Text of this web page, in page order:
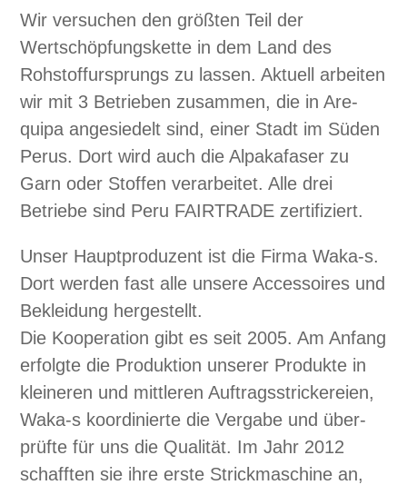
Wir ver­suchen den größten Teil der
Wertschöp­fungs­kette in dem Land des
Rohstof­fur­sprungs zu lassen. Aktuell arbeit­en
wir mit 3 Betrieben zusam­men, die in Are­
quipa ange­siedelt sind, ein­er Stadt im Süden
Perus. Dort wird auch die Alpakafas­er zu
Garn oder Stof­fen ver­ar­beit­et. Alle drei
Betriebe sind Peru FAIRTRADE zer­ti­fiziert.
Unser Haupt­pro­duzent ist die Fir­ma Waka‑s.
Dort wer­den fast alle unsere Acces­soires und
Bek­lei­dung hergestellt.
Die Koop­er­a­tion gibt es seit 2005. Am Anfang
erfol­gte die Pro­duk­tion unser­er Pro­duk­te in
kleineren und mit­tleren Auf­tragsstrick­ereien,
Waka‑s koor­dinierte die Ver­gabe und über­
prüfte für uns die Qual­ität. Im Jahr 2012
schafften sie ihre erste Strick­mas­chine an,